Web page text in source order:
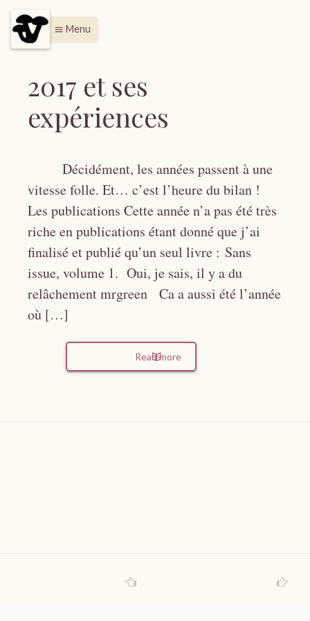
menu Menu
2017 et ses
expériences
Décidément, les années passent à une
vitesse folle. Et… c’est l’heure du bilan !
Les publications Cette année n’a pas été très
riche en publications étant donné que j’ai
finalisé et publié qu’un seul livre : Sans
issue, volume 1. Oui, je sais, il y a du
relâchement mrgreen Ca a aussi été l’année
où […]
Read more